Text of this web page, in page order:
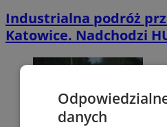
Industrialna podróż
Katowice. Nadchodzi
danych